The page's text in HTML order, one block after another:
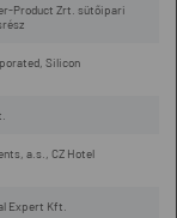
Product Zrt. sütőipari
Silicon
a.s., CZ Hotel
Expert Kft.